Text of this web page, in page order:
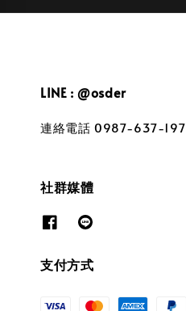
LINE : @osder
連絡電話 0987-637-197
社群媒體
支付方式